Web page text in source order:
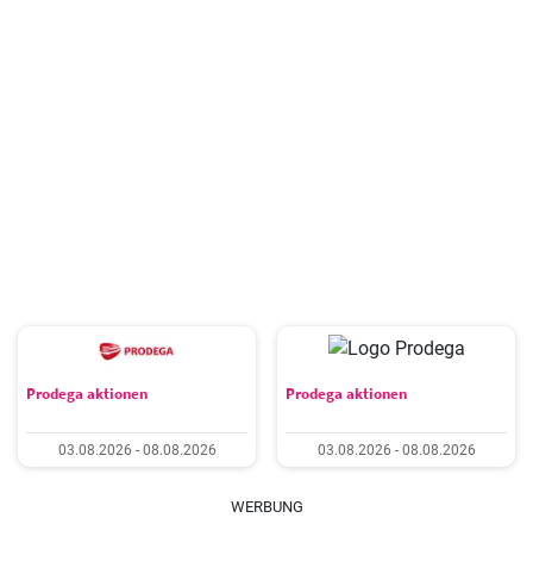
Prodega aktionen
03.08.2026 - 08.08.2026
Prodega aktionen
03.08.2026 - 08.08.2026
WERBUNG